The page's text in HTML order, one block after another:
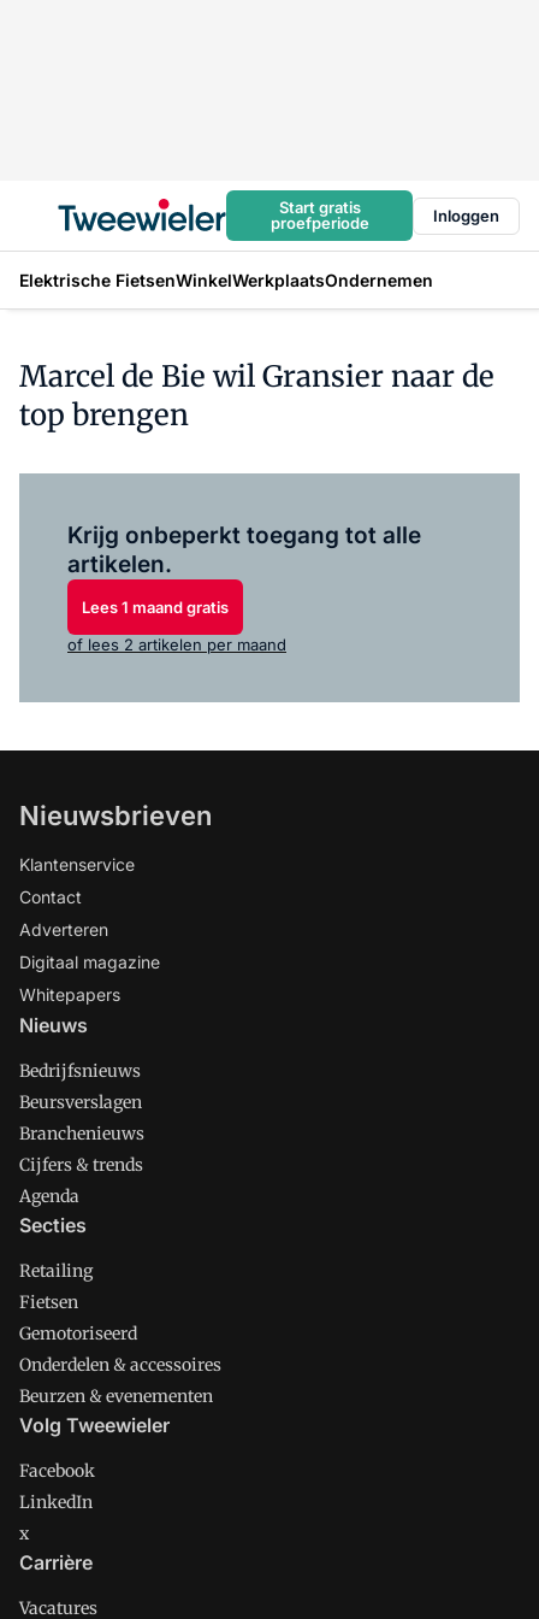
Start gratis
proefperiode
Inloggen
Elektrische FietsenWinkelWerkplaatsOndernemen
Marcel de Bie wil Gransier naar de
top brengen
Krijg onbeperkt toegang tot alle
artikelen.
Lees 1 maand gratis
of lees 2 artikelen per maand
Nieuwsbrieven
Klantenservice
Contact
Adverteren
Digitaal magazine
Whitepapers
Nieuws
Bedrijfsnieuws
Beursverslagen
Branchenieuws
Cijfers & trends
Agenda
Secties
Retailing
Fietsen
Gemotoriseerd
Onderdelen & accessoires
Beurzen & evenementen
Volg Tweewieler
Facebook
LinkedIn
x
Carrière
Vacatures